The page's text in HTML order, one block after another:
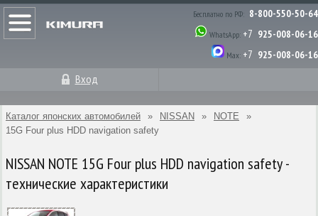
Бесплатно по РФ: 8-800-550-50-64
WhatsApp: +7 925-008-06-16
Max: +7 925-008-06-16
Вход
Каталог японских автомобилей » NISSAN » NOTE
»
15G Four plus HDD navigation safety
NISSAN NOTE 15G Four plus HDD navigation safety -
технические характеристики